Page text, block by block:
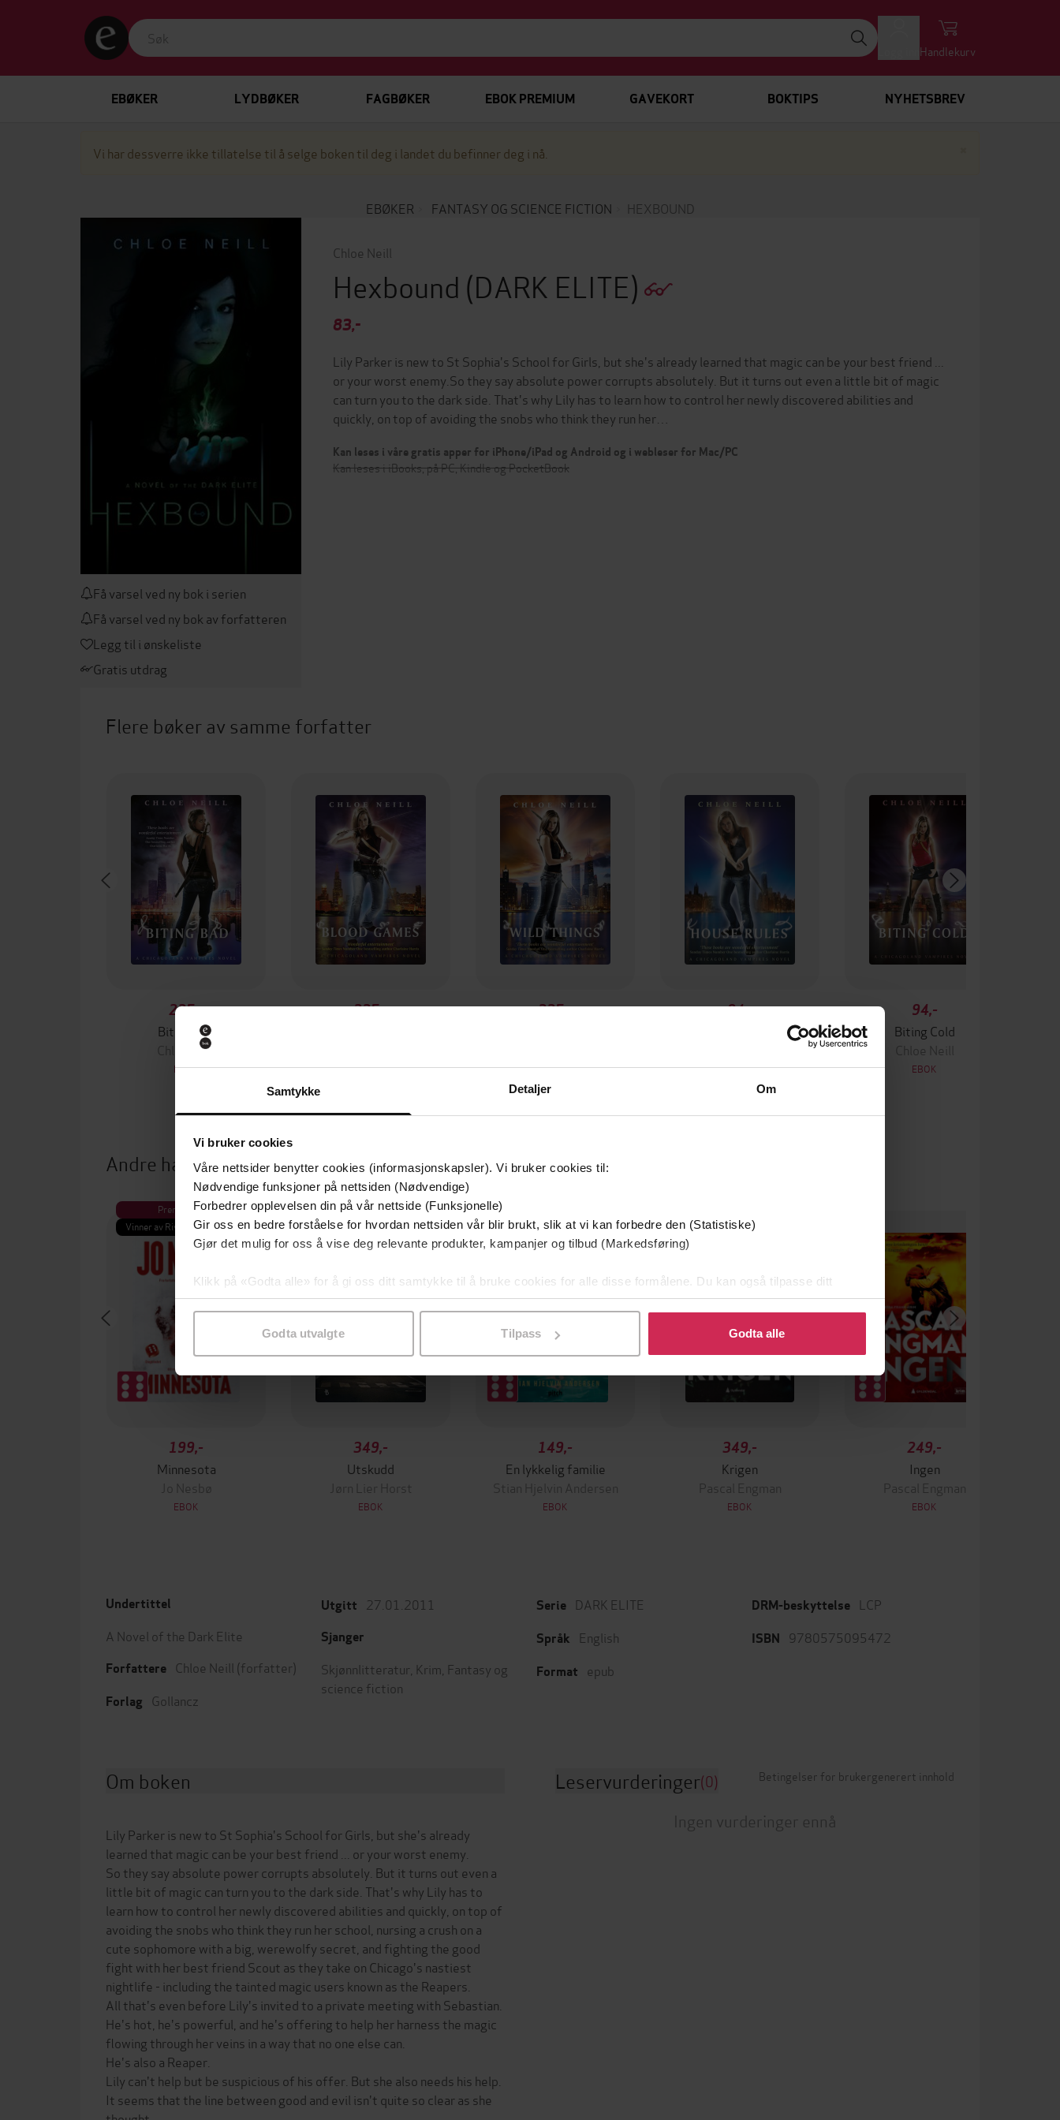
Samtykke Detaljer Om
Vi bruker cookies
Våre nettsider benytter cookies (informasjonskapsler). Vi bruker cookies til:
Nødvendige funksjoner på nettsiden (Nødvendige)
Forbedrer opplevelsen din på vår nettside (Funksjonelle)
Gir oss en bedre forståelse for hvordan nettsiden vår blir brukt, slik at vi kan forbedre den (Statistiske)
Gjør det mulig for oss å vise deg relevante produkter, kampanjer og tilbud (Markedsføring)
Klikk på «Godta alle» for å gi oss ditt samtykke til å bruke cookies for alle disse formålene. Du kan også tilpasse ditt
samtykke til spesifikke formål ved å klikke på «Tilpass». Du kan når som helst trekke tilbake eller endre ditt samtykke.
Godta utvalgte Tilpass Godta alle
Handlekurv
EBØKER LYDBØKER FAGBØKER EBOK PREMIUM GAVEKORT BOKTIPS NYHETSBREV
Vi har dessverre ikke tillatelse til å selge boken til deg i landet du befinner deg i nå.
EBØKER FANTASY OG SCIENCE FICTION HEXBOUND
Få varsel ved ny bok i serien
Få varsel ved ny bok av forfatteren
Legg til i ønskeliste
Gratis utdrag
Chloe Neill
Hexbound (DARK ELITE)
83,-
Lily Parker is new to St Sophia's School for Girls, but she's already learned that magic can be your best friend ...
or your worst enemy.So they say absolute power corrupts absolutely. But it turns out even a little bit of magic
can turn you to the dark side. That's why Lily has to learn how to control her newly discovered abilities and
quickly, on top of avoiding the snobs who think they run her…
Kan leses i våre gratis apper for iPhone/iPad og Android og i webleser for Mac/PC
Kan leses i iBooks, på PC, Kindle og PocketBook
Flere bøker av samme forfatter
225,-
Biting Bad
Chloe Neill
EBOK
225,-
EBOK
225,-
EBOK
94,-
EBOK
94,-
Biting Cold
Chloe Neill
EBOK
Andre har også kjøpt
Premium
Vinner av Rivertonprisen
199,-
Minnesota
Jo Nesbø
EBOK
Premium
Første gang på tilbud
349,-
Utskudd
Jørn Lier Horst
EBOK
Premium
149,-
En lykkelig familie
Stian Hjelvin Andersen
EBOK
349,-
Krigen
Pascal Engman
EBOK
249,-
Ingen
Pascal Engman
EBOK
Undertittel
A Novel of the Dark Elite
Forfattere Chloe Neill (forfatter)
Forlag Gollancz
Utgitt 27.01.2011
Sjanger
Skjønnlitteratur Krim Fantasy og
science fiction
Serie DARK ELITE
Språk English
Format epub
DRM-beskyttelse LCP
ISBN 9780575095472
Om boken
Lily Parker is new to St Sophia's School for Girls, but she's already
learned that magic can be your best friend ... or your worst enemy.
So they say absolute power corrupts absolutely. But it turns out even a
little bit of magic can turn you to the dark side. That's why Lily has to
learn how to control her newly discovered abilities and quickly, on top of
avoiding the snobs who think they run her school, nursing a crush on a
cute sophomore with a big, werewolfy secret, and fighting the good
fight with her best friend Scout as they take on Chicago's nastiest
nightlife - including the tainted magic users known as the Reapers.
All that's even before Lily's invited to a private meeting with Sebastian.
He's hot, he's powerful, and he's offering to help her harness the magic
flowing through her veins in a way that no one else can.
He's also a Reaper.
Lily can't help but be suspicious of his offer. But she also needs his help.
It seems that the line between good and evil isn't quite so clear as she
Leservurderinger(0) Betingelser for brukergenerert innhold
Ingen vurderinger ennå